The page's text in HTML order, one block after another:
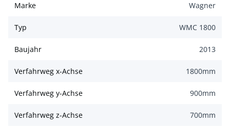
Marke Wagner
Typ WMC 1800
Baujahr 2013
Verfahrweg x-Achse 1800mm
Verfahrweg y-Achse 900mm
Verfahrweg z-Achse 700mm